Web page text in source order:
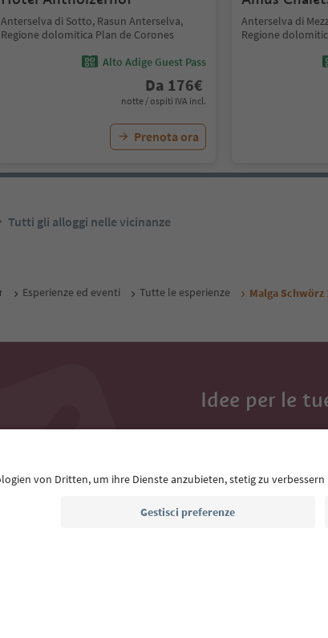
Anterselva di Sotto, Rasun Anterselva,
Regione dolomitica Plan de Corones
Alto Adige Guest Pass
Da 176€
notte / ospiti IVA incl.
Prenota ora
Anterselva di
Regione
Tutti gli alloggi nelle vicinanze
Esperienze ed eventi Tutte le esperienze Malga Schwörz
Idee per le
Con la newsletter
Indirizzo e-mail*